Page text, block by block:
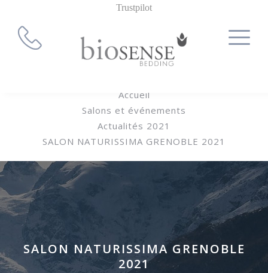
Trustpilot
Accueil
Salons et événements
Actualités 2021
SALON NATURISSIMA GRENOBLE 2021
SALON NATURISSIMA GRENOBLE
2021